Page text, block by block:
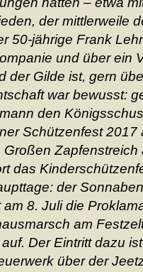
der mittlerweile
50-jährige Frank
und über ein
der Gilde ist, gern
war bewusst:
den
Schützenfest 2017
Zapfenstreich
das
der
8. Juli die
am
Der Eintritt dazu
über der